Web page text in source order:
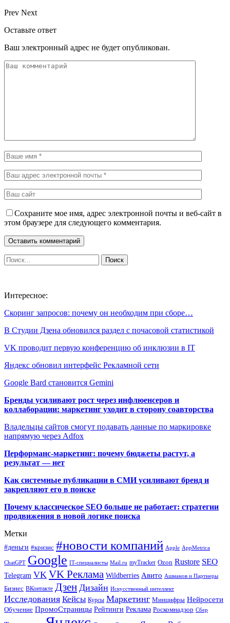
Prev Next
Оставьте ответ
Ваш электронный адрес не будет опубликован.
Сохраните мое имя, адрес электронной почты и веб-сайт в
этом браузере для следующего комментария.
Интересное:
Скоринг запросов: почему он необходим при сборе…
В Студии Дзена обновился раздел с почасовой статистикой
VK проводит первую конференцию об инклюзии в IT
Яндекс обновил интерфейс Рекламной сети
Google Bard становится Gemini
Бренды усиливают рост через инфлюенсеров и
коллаборации: маркетинг уходит в сторону соавторства
Владельцы сайтов смогут подавать данные по маркировке
напрямую через Adfox
Перформанс-маркетинг: почему бюджеты растут, а
результат — нет
Как системные публикации в СМИ усиливают бренд и
закрепляют его в поиске
Почему классическое SEO больше не работает: стратегии
продвижения в новой логике поиска
Метки
#деньги #кризис #новости компаний Apple AppMetrica
ChatGPT Google IT-специалисты Mail.ru myTracker Ozon Rustore SEO
Telegram VK VK Реклама Wildberries Авито Ашманов и Партнеры
Бизнес ВКонтакте Дзен Дизайн Искусственный интеллект
Исследования Кейсы Курсы Маркетинг Минцифры Нейросети
Обучение ПромоСтраницы Рейтинги Реклама Роскомнадзор Сбер